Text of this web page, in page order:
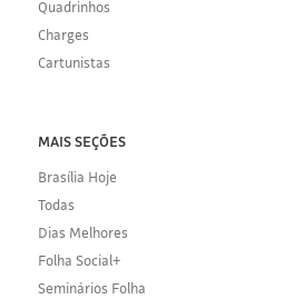
Quadrinhos
Charges
Cartunistas
MAIS SEÇÕES
Brasília Hoje
Todas
Dias Melhores
Folha Social+
Seminários Folha